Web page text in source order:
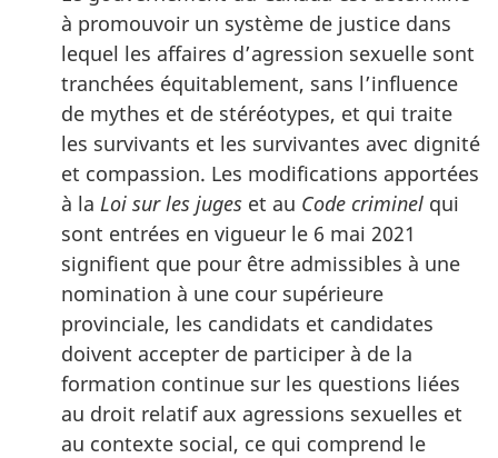
à promouvoir un système de justice dans
lequel les affaires d’agression sexuelle sont
tranchées équitablement, sans l’influence
de mythes et de stéréotypes, et qui traite
les survivants et les survivantes avec dignité
et compassion. Les modifications apportées
à la Loi sur les juges et au Code criminel qui
sont entrées en vigueur le 6 mai 2021
signifient que pour être admissibles à une
nomination à une cour supérieure
provinciale, les candidats et candidates
doivent accepter de participer à de la
formation continue sur les questions liées
au droit relatif aux agressions sexuelles et
au contexte social, ce qui comprend le